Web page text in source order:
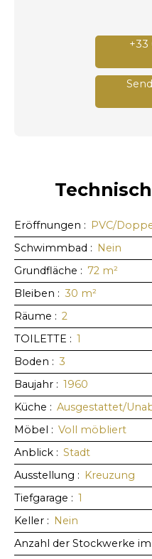
+33
Eröffnungen : PVC/
Schwimmbad : Nein
Grundfläche : 72 m²
Bleiben : 30 m²
Räume : 2
TOILETTE : 1
Boden : 3
Baujahr : 1960
Küche : Ausgestattet/
Möbel : Voll möbliert
Anblick : Stadt
Ausstellung : Kreuzung
Tiefgarage : 1
Keller : Nein
Anzahl der Stockwerke